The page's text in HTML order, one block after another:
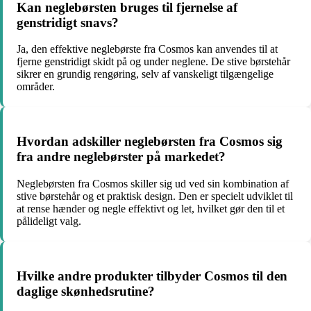
Kan neglebørsten bruges til fjernelse af
genstridigt snavs?
Ja, den effektive neglebørste fra Cosmos kan anvendes til at
fjerne genstridigt skidt på og under neglene. De stive børstehår
sikrer en grundig rengøring, selv af vanskeligt tilgængelige
områder.
Hvordan adskiller neglebørsten fra Cosmos sig
fra andre neglebørster på markedet?
Neglebørsten fra Cosmos skiller sig ud ved sin kombination af
stive børstehår og et praktisk design. Den er specielt udviklet til
at rense hænder og negle effektivt og let, hvilket gør den til et
pålideligt valg.
Hvilke andre produkter tilbyder Cosmos til den
daglige skønhedsrutine?